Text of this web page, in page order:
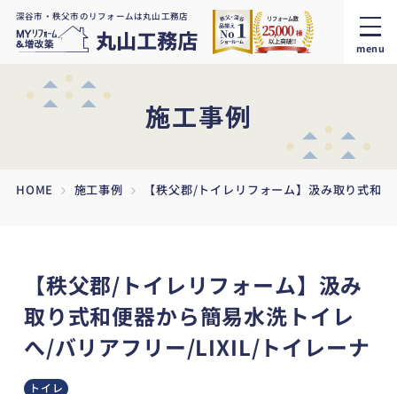
深谷市・秩父市のリフォームは丸山工務店
menu
施工事例
HOME 施工事例 【秩父郡/トイレリフォーム】汲み取り式和
【秩父郡/トイレリフォーム】汲み
取り式和便器から簡易水洗トイレ
へ/バリアフリー/LIXIL/トイレーナ
トイレ